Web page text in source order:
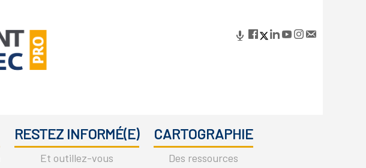
RESTEZ INFORMÉ(E)
Et outillez-vous
CARTOGRAPHIE
Des ressources